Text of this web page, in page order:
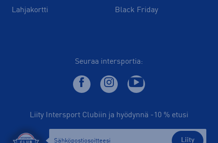
Lahjakortti
Black Friday
Seuraa intersportia:
Liity Intersport Clubiin ja hyödynnä -10 % etusi
Liity